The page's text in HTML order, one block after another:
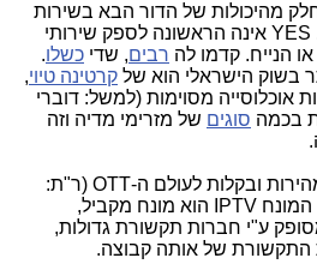
. YES אינה הראשונה לספק שירותי
או הנייח. קדמו לה רבים, שדי כשלו.
בשוק הישראלי הוא של קרטינה טיוי,
אוכלוסייה מסוימות (למשל: דוברי
בכמה סוגים של מזרימי מדיה וזה
יש כיום 2 חלופות לעבור במהירות ובקלות לעולם ה-OTT (ר"ת:
Over The top Television). המונח IPTV הוא מונח מקביל,
ע"י חברות תקשורת גדולות,
התקשורת של אותה קבוצה.